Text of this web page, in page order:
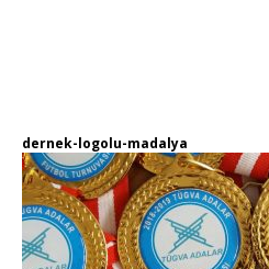
dernek-logolu-madalya